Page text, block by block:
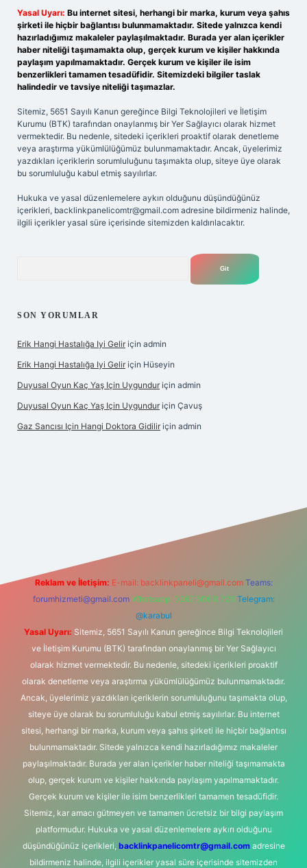
Yasal Uyarı: Bu internet sitesi, herhangi bir marka, kurum veya şahıs
şirketi ile hiçbir bağlantısı bulunmamaktadır. Sitede yalnızca kendi
hazırladığımız makaleler paylaşılmaktadır. Burada yer alan içerikler
haber niteliği taşımamakta olup, gerçek kurum ve kişiler hakkında
paylaşım yapılmamaktadır. Gerçek kurum ve kişiler ile isim
benzerlikleri tamamen tesadüfidir. Sitemizdeki bilgiler taslak
halindedir ve tavsiye niteliği taşımazlar.
Sitemiz, 5651 Sayılı Kanun gereğince Bilgi Teknolojileri ve İletişim
Kurumu (BTK) tarafından onaylanmış bir Yer Sağlayıcı olarak hizmet
vermektedir. Bu nedenle, sitedeki içerikleri proaktif olarak denetleme
veya araştırma yükümlülüğümüz bulunmamaktadır. Ancak, üyelerimiz
yazdıkları içeriklerin sorumluluğunu taşımakta olup, siteye üye olarak
bu sorumluluğu kabul etmiş sayılırlar.
Hukuka ve yasal düzenlemelere aykırı olduğunu düşündüğünüz
içerikleri, backlinkpanelicomtr@gmail.com adresine bildirmeniz halinde,
ilgili içerikler yasal süre içerisinde sitemizden kaldırılacaktır.
SON YORUMLAR
Erik Hangi Hastalığa Iyi Gelir için admin
Erik Hangi Hastalığa Iyi Gelir için Hüseyin
Duyusal Oyun Kaç Yaş Için Uygundur için admin
Duyusal Oyun Kaç Yaş Için Uygundur için Çavuş
Gaz Sancısı Için Hangi Doktora Gidilir için admin
Reklam ve İletişim: E-mail: backlinkpaneli@gmail.com Teams:
forumhizmeti@gmail.com Whatsapp: 0262 606 0 726 Telegram:
@karabul
Yasal Uyarı: Sitemiz, 5651 Sayılı Kanun gereğince Bilgi Teknolojileri
ve İletişim Kurumu (BTK) tarafından onaylanmış bir Yer Sağlayıcı
olarak hizmet vermektedir. Bu nedenle, sitedeki içerikleri proaktif
olarak denetleme veya araştırma yükümlülüğümüz bulunmamaktadır.
Ancak, üyelerimiz yazdıkları içeriklerin sorumluluğunu taşımakta olup,
siteye üye olarak bu sorumluluğu kabul etmiş sayılırlar. Bu internet
sitesi, herhangi bir marka, kurum veya şahıs şirketi ile hiçbir bağlantısı
bulunmamaktadır. Sitede yalnızca kendi hazırladığımız makaleler
paylaşılmaktadır. Burada yer alan içerikler haber niteliği taşımamakta
olup, gerçek kurum ve kişiler hakkında paylaşım yapılmamaktadır.
Gerçek kurum ve kişiler ile isim benzerlikleri tamamen tesadüfidir.
Sitemiz, kar amacı gütmeyen ve tamamen ücretsiz bir bilgi paylaşım
platformudur. Hukuka ve yasal düzenlemelere aykırı olduğunu
düşündüğünüz içerikleri, backlinkpanelicomtr@gmail.comadresine
bildirmeniz halinde, ilgili içerikler yasal süre içerisinde sitemizden